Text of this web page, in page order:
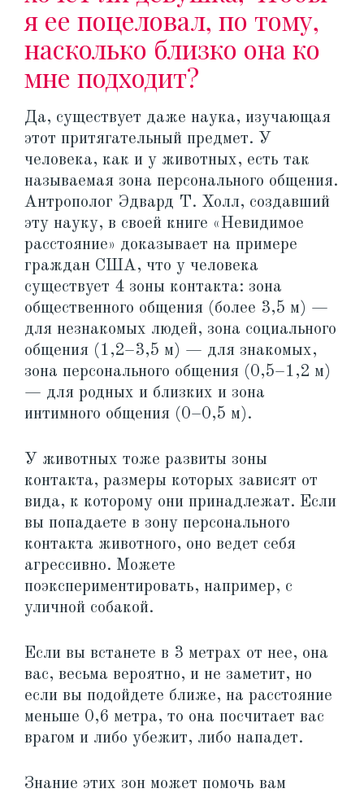
я ее поцеловал, по тому,
насколько близко она ко
мне подходит?
Да, существует даже наука, изучающая
этот притягательный предмет. У
человека, как и у животных, есть так
называемая зона персонального общения.
Антрополог Эдвард Т. Холл, создавший
эту науку, в своей книге «Невидимое
расстояние» доказывает на примере
граждан США, что у человека
существует 4 зоны контакта: зона
общественного общения (более 3,5 м) —
для незнакомых людей, зона социального
общения (1,2–3,5 м) — для знакомых,
зона персонального общения (0,5–1,2 м)
— для родных и близких и зона
интимного общения (0–0,5 м).
У животных тоже развиты зоны
контакта, размеры которых зависят от
вида, к которому они принадлежат. Если
вы попадаете в зону персонального
контакта животного, оно ведет себя
агрессивно. Можете
поэкспериментировать, например, с
уличной собакой.
Если вы встанете в 3 метрах от нее, она
вас, весьма вероятно, и не заметит, но
если вы подойдете ближе, на расстояние
меньше 0,6 метра, то она посчитает вас
врагом и либо убежит, либо нападет.
Знание этих зон может помочь вам